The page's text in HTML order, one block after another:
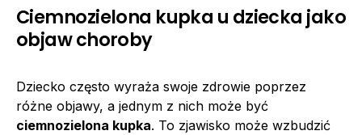
Ciemnozielona kupka u dziecka jako
objaw choroby
Dziecko często wyraża swoje zdrowie poprzez
różne objawy, a jednym z nich może być
ciemnozielona kupka. To zjawisko może wzbudzić